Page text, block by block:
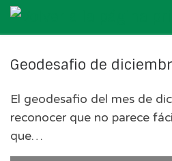
Skip to content
Geodesafio de
El geodesafio del mes de
reconocer que no parece
que…